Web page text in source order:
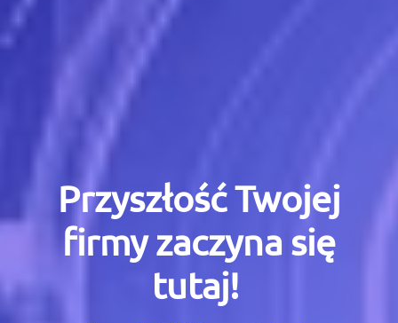
Przyszłość Twojej
firmy zaczyna się
tutaj!